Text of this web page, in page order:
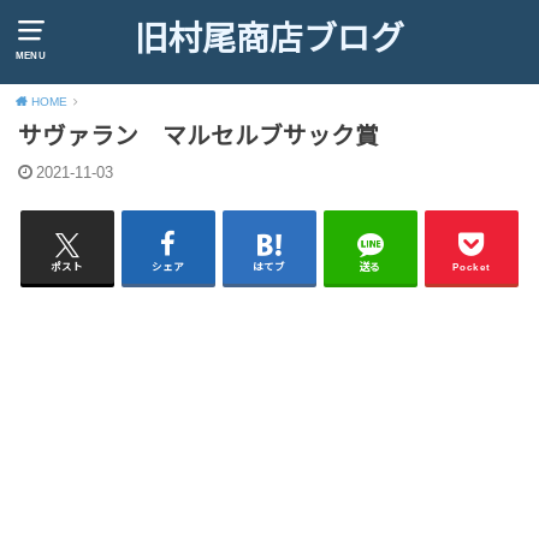
MENU 旧村尾商店ブログ
HOME
サヴァラン マルセルブサック賞
2021-11-03
ポスト シェア はてブ 送る Pocket